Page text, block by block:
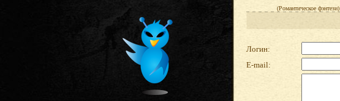
(Романтическое фэнтези)
Логин:
E-mail: